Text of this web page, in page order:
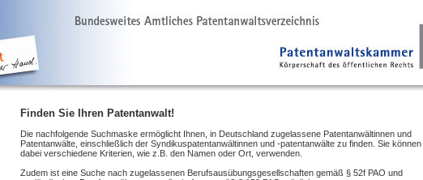
Finden Sie Ihren Patentanwalt!
Die nachfolgende Suchmaske ermöglicht Ihnen, in Deutschland zugelassene Patentanwältinnen und
Patentanwälte, einschließlich der Syndikuspatentanwältinnen und -patentanwälte zu finden. Sie können
dabei verschiedene Kriterien, wie z.B. den Namen oder Ort, verwenden.
Zudem ist eine Suche nach zugelassenen Berufsausübungsgesellschaften gemäß § 52f PAO und